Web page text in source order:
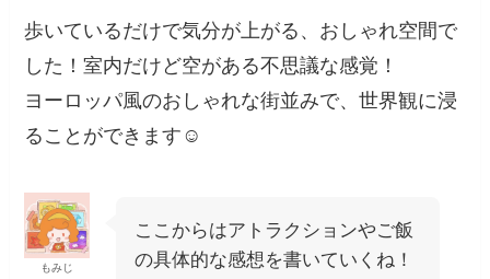
歩いているだけで気分が上がる、おしゃれ空間で
した！室内だけど空がある不思議な感覚！
ヨーロッパ風のおしゃれな街並みで、世界観に浸
ることができます☺️
もみじ
ここからはアトラクションやご飯
の具体的な感想を書いていくね！